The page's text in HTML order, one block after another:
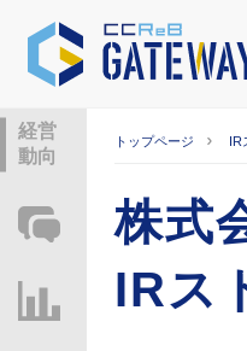
経営
動向
ホットワード分析
IRストレージ
トップページ IR
株式
IRス